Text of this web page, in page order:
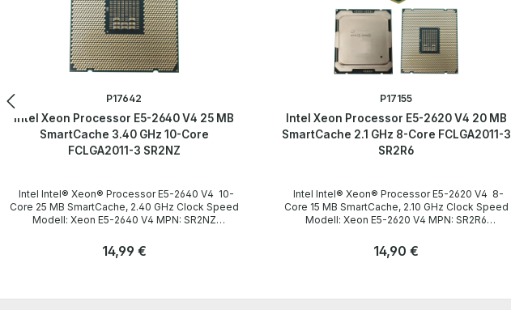
P17642
Intel Xeon Processor E5-2640 V4 25 MB
SmartCache 3.40 GHz 10-Core
FCLGA2011-3 SR2NZ
Core 25 MB SmartCache, 2.40 GHz Clock Speed
Modell: Xeon E5-2640 V4 MPN: SR2NZ
Types / Speichertypen DDR4 1600/1866/2133
Regulärer Preis:
14,99 €
P17155
Intel Xeon Processor E5-2620 V4 20 MB
SmartCache 2.1 GHz 8-Core FCLGA2011-3
SR2R6
Core 15 MB SmartCache, 2.10 GHz Clock Speed
Modell: Xeon E5-2620 V4 MPN: SR2R6
Types / Speichertypen DDR4 1600/1866 Bus
Regulärer Preis:
14,90 €